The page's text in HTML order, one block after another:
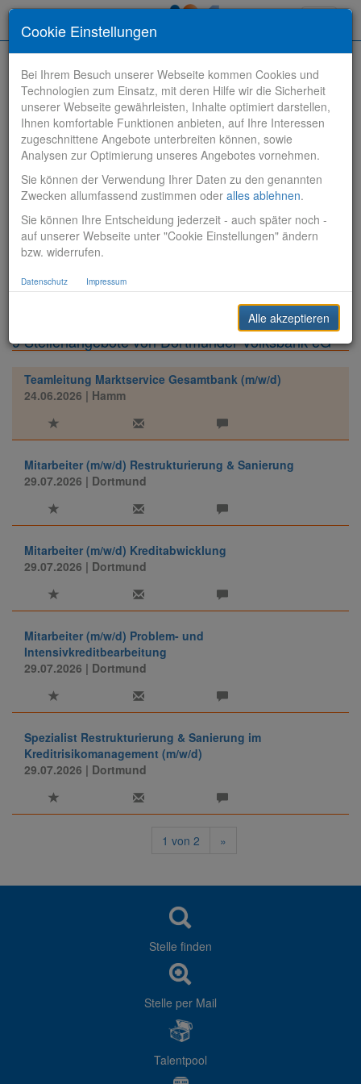
Stelle finden
Vertriebsbank
Produktionsbank
Sonstiges
9 Stellenangebote von Dortmunder Volksbank eG
Teamleitung Marktservice Gesamtbank (m/w/d)
24.06.2026 | Hamm
Mitarbeiter (m/w/d) Restrukturierung & Sanierung
29.07.2026 | Dortmund
Mitarbeiter (m/w/d) Kreditabwicklung
29.07.2026 | Dortmund
Mitarbeiter (m/w/d) Problem- und
Intensivkreditbearbeitung
29.07.2026 | Dortmund
Spezialist Restrukturierung & Sanierung im
Kreditrisikomanagement (m/w/d)
29.07.2026 | Dortmund
1 von 2 »
Stelle finden
Stelle per Mail
Talentpool
Cookie Einstellungen
Bei Ihrem Besuch unserer Webseite kommen Cookies und
Technologien zum Einsatz, mit deren Hilfe wir die Sicherheit
unserer Webseite gewährleisten, Inhalte optimiert darstellen,
Ihnen komfortable Funktionen anbieten, auf Ihre Interessen
zugeschnittene Angebote unterbreiten können, sowie
Analysen zur Optimierung unseres Angebotes vornehmen.
Sie können der Verwendung Ihrer Daten zu den genannten
Zwecken allumfassend zustimmen oder alles ablehnen.
Sie können Ihre Entscheidung jederzeit - auch später noch -
auf unserer Webseite unter "Cookie Einstellungen" ändern
bzw. widerrufen.
Datenschutz Impressum
Alle akzeptieren